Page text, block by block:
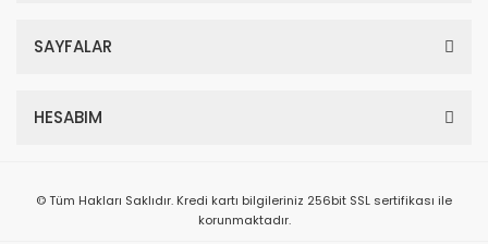
SAYFALAR
HESABIM
© Tüm Hakları Saklıdır. Kredi kartı bilgileriniz 256bit SSL sertifikası ile
korunmaktadır.